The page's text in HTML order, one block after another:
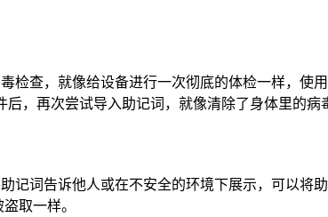
检查，就像给设备进行一次彻底的体检一样，使
，再次尝试导入助记词，就像清除了身体里的病
记词告诉他人或在不安全的环境下展示，可以将
取一样。